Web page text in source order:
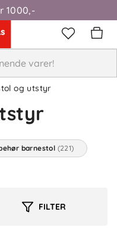
1000,-
og utstyr
barnestol (221)
FILTER